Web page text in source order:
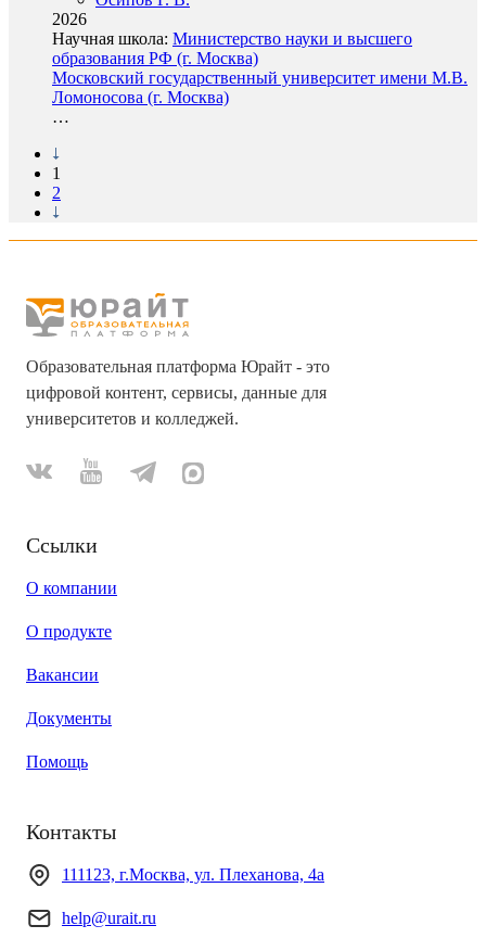
2026
Научная школа: Министерство науки и высшего
образования РФ (г. Москва)
Московский государственный университет имени М.В.
Ломоносова (г. Москва)
…
1
2
Образовательная платформа Юрайт - это
цифровой контент, сервисы, данные для
университетов и колледжей.
Ссылки
О компании
О продукте
Вакансии
Документы
Помощь
Контакты
111123, г.Москва, ул. Плеханова, 4а
help@urait.ru